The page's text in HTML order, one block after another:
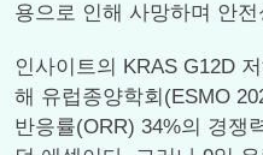
용으로 인해 사망하며 안
인사이트의 KRAS G12D
해 유럽종양학회(ESMO
반응률(ORR) 34%의 경쟁